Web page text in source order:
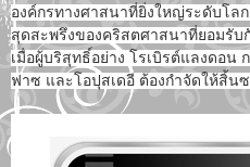
องค์กรทางศาสนาที่ยิ่งใหญ่ระดับโล
สุดสะพรึงของคริสตศาสนาที่ยอมรั
เมื่อผู้บริสุทธิ์อย่าง โรเบิรต์แลงดอน
ฟาซ และโอปุสเดอี ต้องกำจัดให้สิ้น